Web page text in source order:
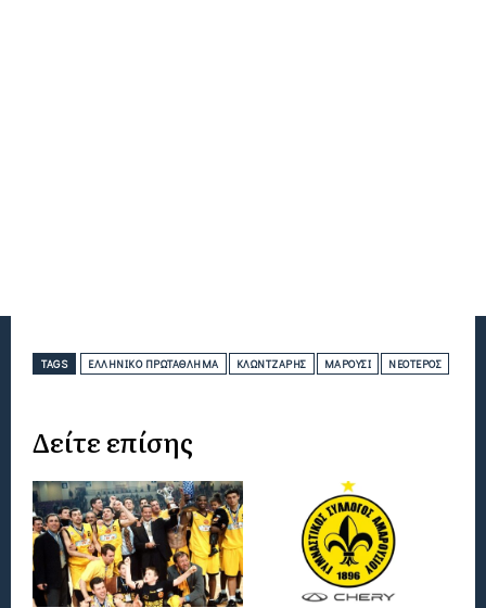
TAGS ΕΛΛΗΝΙΚΌ ΠΡΩΤΆΘΛΗΜΑ ΚΛΏΝΤΖΑΡΗΣ ΜΑΡΟΎΣΙ ΝΕΌΤΕΡΟΣ
Δείτε επίσης